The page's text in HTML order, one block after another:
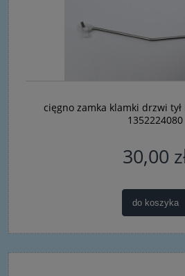
cięgno zamka klamki drzwi
1352224080
30,00
do koszyka